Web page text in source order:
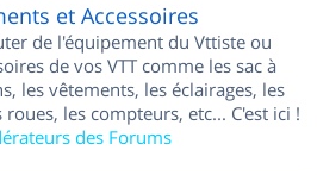
et Accessoires
de l'équipement du Vttiste ou
de vos VTT comme les sac à
les vêtements, les éclairages, les
les compteurs, etc... C'est ici !
des Forums